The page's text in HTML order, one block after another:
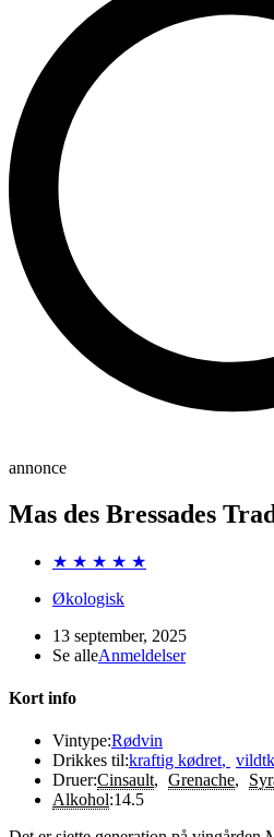
annonce
Mas des Bressades
★ ★ ★ ★ ★
Økologisk
13 september, 2025
Se alleAnmeldelser
Kort info
Vintype:Rødvin
Drikkes til:kraftig kødret,
Druer:Cinsault, Grenache,
Alkohol:14.5